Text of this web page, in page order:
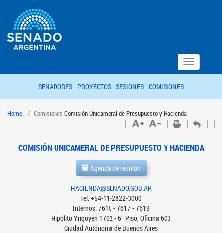
Toggle
navigation
SENADORES - PROYECTOS -SESIONES -COMISIONES
Home Comisiones Comisión Unicameral de Presupuesto y Hacienda
COMISIÓN UNICAMERAL DE PRESUPUESTO Y HACIENDA
Agenda de reunión
HACIENDA@SENADO.GOB.AR
Tel: +54-11-2822-3000
Internos: 7615 - 7617 - 7619
Hipólito Yrigoyen 1702 - 6° Piso, Oficina 603
Ciudad Autónoma de Buenos Aires